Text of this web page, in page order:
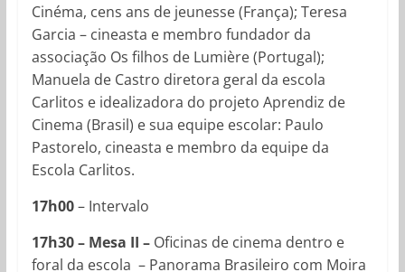
Cinéma, cens ans de jeunesse (França); Teresa
Garcia – cineasta e membro fundador da
associação Os filhos de Lumière (Portugal);
Manuela de Castro diretora geral da escola
Carlitos e idealizadora do projeto Aprendiz de
Cinema (Brasil) e sua equipe escolar: Paulo
Pastorelo, cineasta e membro da equipe da
Escola Carlitos.
17h00– Intervalo
17h30 – Mesa II – Oficinas de cinema dentro e
foral da escola – Panorama Brasileiro com Moira